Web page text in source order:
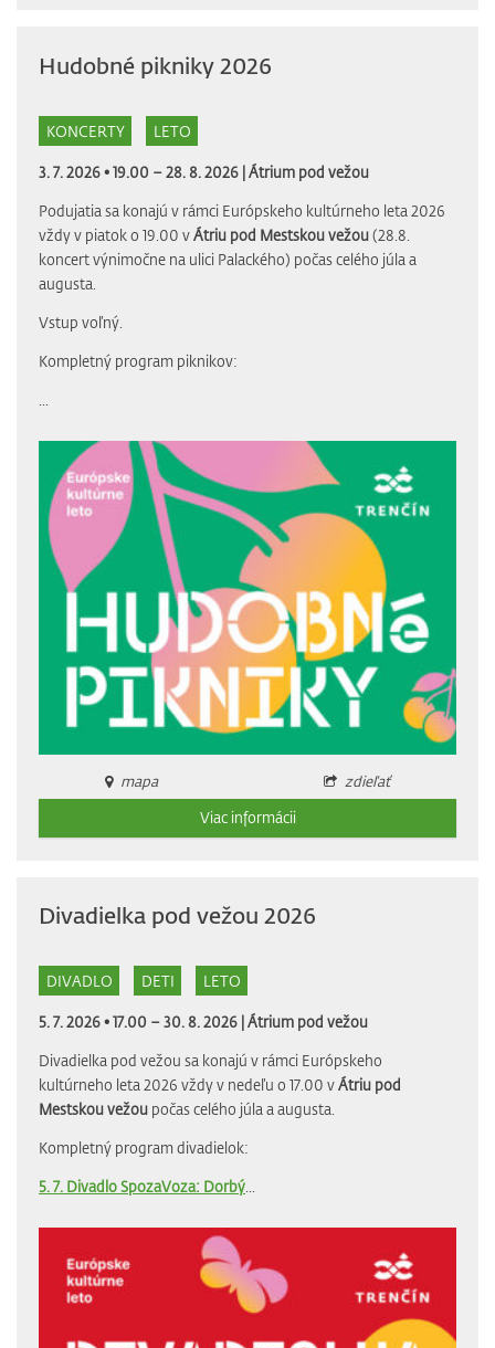
Hudobné pikniky 2026
KONCERTY LETO
3. 7. 2026 • 19.00 – 28. 8. 2026 |Átrium pod vežou
Podujatia sa konajú v rámci Európskeho kultúrneho leta 2026
vždy v piatok o 19.00 vÁtriu pod Mestskou vežou(28.8.
koncert výnimočne na ulici Palackého) počas celého júla a
augusta.
Vstup voľný.
Kompletný program piknikov:
mapa
zdieľať
Viac informácii
Divadielka pod vežou 2026
DIVADLO DETI LETO
5. 7. 2026 • 17.00 – 30. 8. 2026 | Átrium pod vežou
Divadielka pod vežou sa konajú v rámci Európskeho
kultúrneho leta 2026 vždy v nedeľu o 17.00 vÁtriu pod
Mestskou vežou počas celého júla a augusta.
Kompletný program divadielok:
5. 7. Divadlo SpozaVoza: Dorbý...